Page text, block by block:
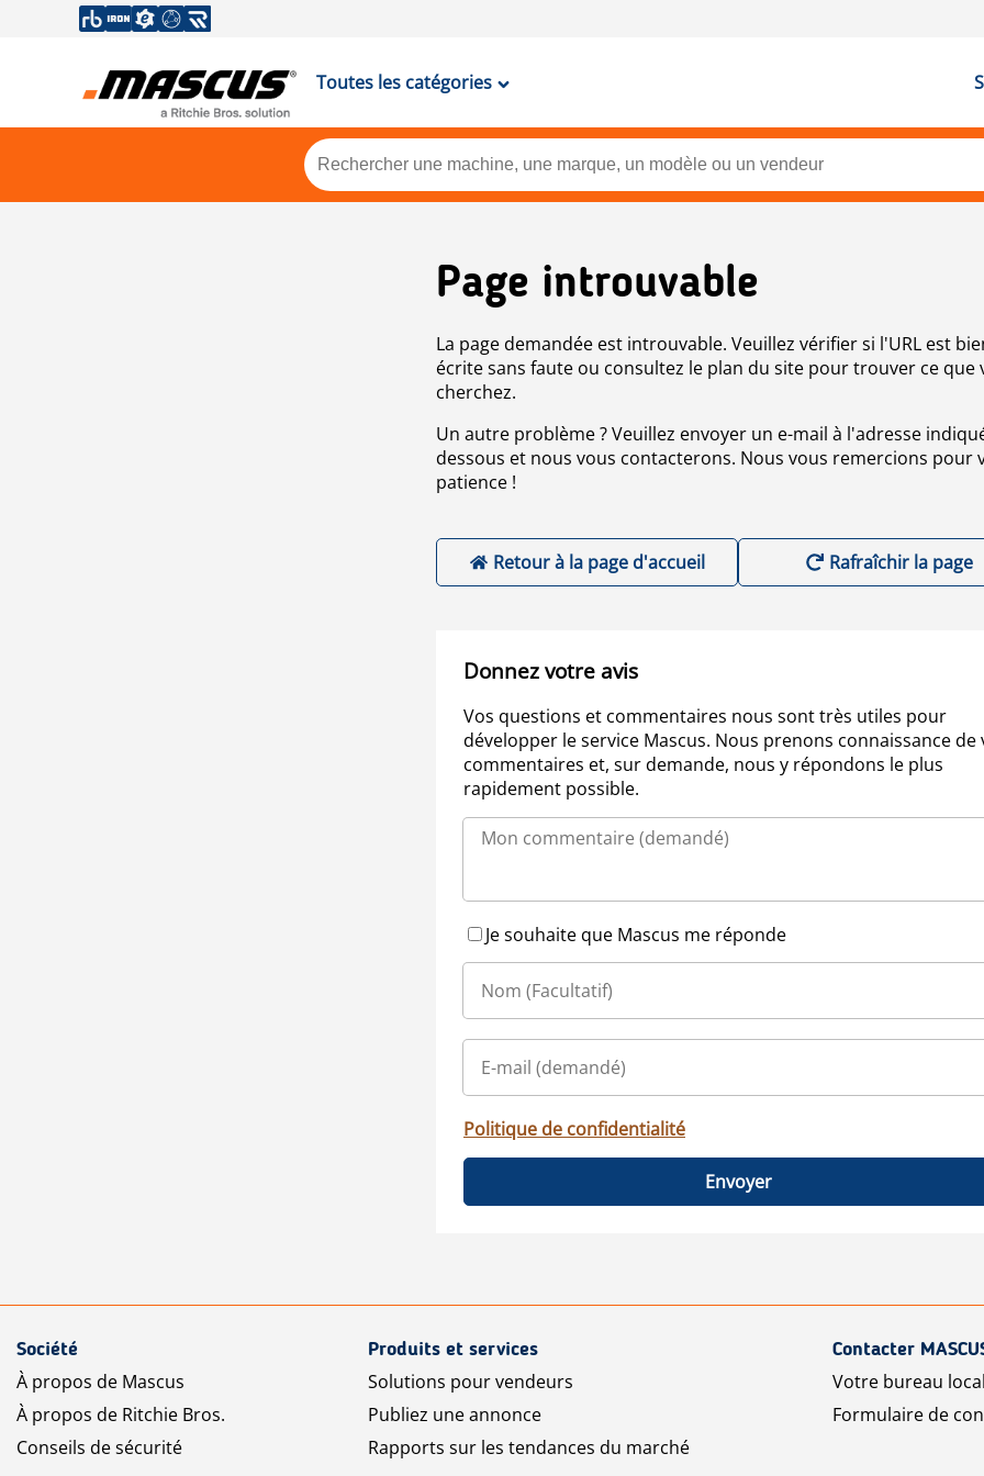
Toutes les catégories
Page introuvable
La page demandée est introuvable. Veuillez vérifier si l'URL est
écrite sans faute ou consultez le plan du site pour trouver ce que
cherchez.
Un autre problème ? Veuillez envoyer un e-mail à l'adresse
dessous et nous vous contacterons. Nous vous remercions pour
patience !
Retour à la page d'accueil Rafraîchir la page
Donnez votre avis
Vos questions et commentaires nous sont très utiles pour
développer le service Mascus. Nous prenons connaissance de
commentaires et, sur demande, nous y répondons le plus
rapidement possible.
Je souhaite que Mascus me réponde
Politique de confidentialité
Envoyer
Société
À propos de Mascus
À propos de Ritchie Bros.
Conseils de sécurité
Produits et services
Solutions pour vendeurs
Publiez une annonce
Rapports sur les tendances du marché
Contacter
Votre bureau
Formulaire de